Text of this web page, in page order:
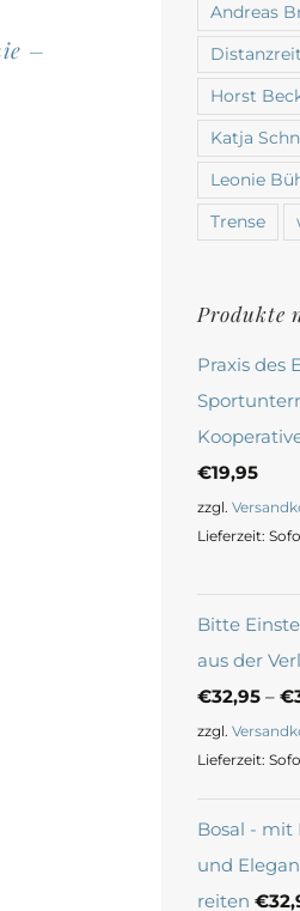
–
Andreas
Horst
Katja
Leonie
Trense
Produkte
Praxis des
€19,95
zzgl.
Lieferzeit:
Bitte
aus der
€32,95 –€
zzgl.
Lieferzeit:
Bosal -
und
reiten €